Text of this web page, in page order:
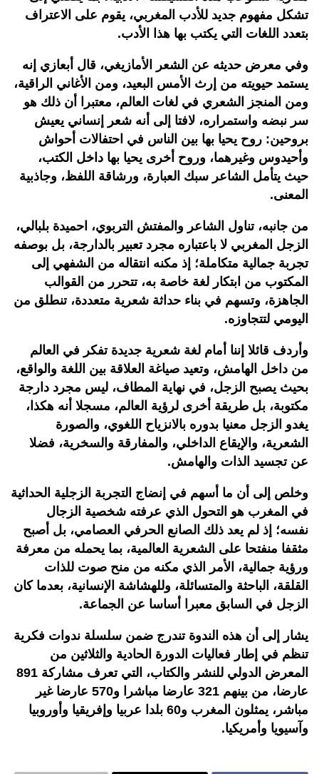
تشكل مفهوم جديد للأدب المغربي، يقوم على الاعتراف
بتعدد اللغات التي يكتب بها هذا الأدب.
وفي معرض حديثه عن الشعر الأمازيغي، قال أبعازي إنه
يستمد حيويته من إرث الأمس البعيد، ومن الأغاني الراقية،
ومن المنجز الشعري في لغات العالم، معتبرا أن ذلك هو
سر نبضه واستمراره، لافتا إلى أنه شعر إنساني يعيش
بروحين: روح يحيا بها بين الناس في احتفالات أحواش
وأحيدوس وغيرهما، وروح أخرى يحيا بها داخل الكتب،
حيث يتأمل الشاعر سبك العبارة، ورشاقة اللفظ، وجاذبية
المعنى.
من جانبه، تناول الشاعر والمفتش التربوي، احميدة بلبالي،
الزجل المغربي لا باعتباره مجرد تعبير بالدارجة، بل بوصفه
تجربة جمالية متكاملة؛ إذ مكنه انتقاله من الشفهي إلى
المكتوب من ابتكار لغة خاصة به، تتحرر من القوالب
الجاهزة، وتسهم في بناء حداثة شعرية متعددة، تنطلق من
اليومي لتتجاوزه.
وأردف قائلا إننا أمام لغة شعرية جديدة تفكر في العالم
من داخل الهامش، وتعيد صياغة العلاقة بين اللغة والواقع،
بحيث يصبح الزجل، في نهاية المطاف، ليس مجرد دارجة
مكتوبة، بل طريقة أخرى لرؤية العالم، مسجلا أنه هكذا،
يغدو الزجل معنيا بدوره بالانزياح اللغوي، والصورة
الشعرية، والإيقاع الداخلي، والمفارقة والسخرية، فضلا
عن تجسيد الذات والهامش.
وخلص إلى أن ما أسهم في إنضاج التجربة الزجلية الحداثية
في المغرب هو التحول الذي عرفته شخصية الزجال
نفسه؛ إذ لم يعد ذلك الصانع الحرفي العصامي، بل أصبح
مثقفا منفتحا على الشعرية العالمية، بما يحمله من معرفة
ورؤية جمالية، الأمر الذي مكنه من منح صوت للذات
القلقة، الباحثة والمتسائلة، وللهشاشة الإنسانية، بعدما كان
الزجل في السابق معبرا أساسا عن الجماعة.
يشار إلى أن هذه الندوة تندرج ضمن سلسلة ندوات فكرية
تنظم في إطار فعاليات الدورة الحادية والثلاثين من
المعرض الدولي للنشر والكتاب، التي تعرف مشاركة 891
عارضا، من بينهم 321 عارضا مباشرا و570 عارضا غير
مباشر، يمثلون المغرب و60 بلدا عربيا وإفريقيا وأوروبيا
وآسيويا وأمريكيا.